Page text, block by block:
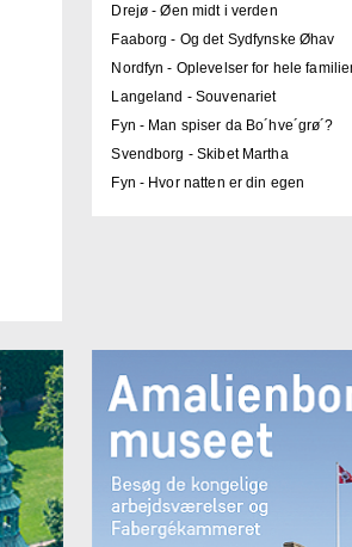
Drejø - Øen midt i verden
Faaborg - Og det Sydfynske Øhav
Nordfyn - Oplevelser for hele
Langeland - Souvenariet
Fyn - Man spiser da Bo´hve´grø´?
Svendborg - Skibet Martha
Fyn - Hvor natten er din egen